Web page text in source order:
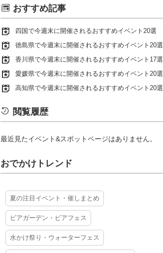
おすすめ記事
四国で今週末に開催されるおすすめイベント20選
徳島県で今週末に開催されるおすすめイベント20選
香川県で今週末に開催されるおすすめイベント17選
愛媛県で今週末に開催されるおすすめイベント20選
高知県で今週末に開催されるおすすめイベント20選
閲覧履歴
最近見たイベント&スポットページはありません。
おでかけトレンド
夏の注目イベント・催しまとめ
ビアガーデン・ビアフェス
水かけ祭り・ウォーターフェス